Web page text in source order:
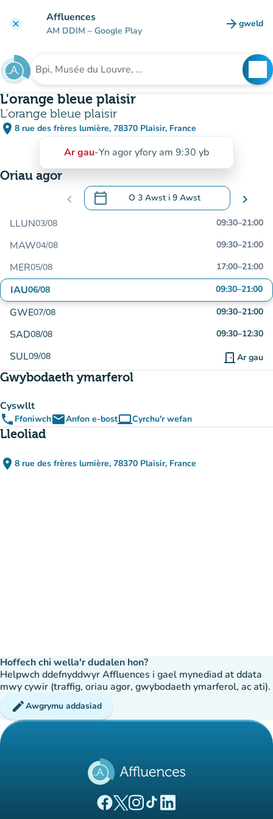
clear Affluences
AM DDIM – Google Play arrow_forward gweld
(tab
Chwilio am sefydliad
L'orange bleue plaisir
L'orange bleue plaisir
place 8 rue des frères lumière, 78370 Plaisir, France
(agor yn Google Maps)
(tab newydd)
Ar gau-Yn agor yfory am 9:30 yb
Oriau agor
chevron_left calendar_today O 3 Awst i 9 Awst
.Agor y calendr i newid dyddiadau chevron_right
LLUN03/08 09:30–21:00
MAW04/08 09:30–21:00
MER05/08 17:00–21:00
IAU06/08 09:30–21:00
GWE07/08 09:30–21:00
SAD08/08 09:30–12:30
SUL09/08 door_front Ar gau
Gwybodaeth ymarferol
Cyswllt
phone FfoniwchemailAnfon e-bostcomputerCyrchu'r wefan
(tab newydd)
Lleoliad
place 8 rue des frères lumière, 78370 Plaisir, France
(agor yn Google Maps)
(tab newydd)
Hoffech chi wella'r dudalen hon?
Helpwch ddefnyddwyr Affluences i gael mynediad at ddata
mwy cywir (traffig, oriau agor, gwybodaeth ymarferol, ac ati).
editAwgrymu addasiad
(tab newydd)
(tab newydd)
(tab newydd)
(tab newydd)